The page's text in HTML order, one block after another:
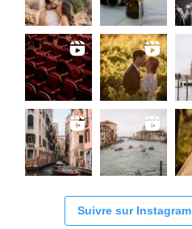
Suivre sur Instagram